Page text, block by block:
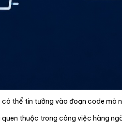
thể tin tưởng vào đoạn code mà
thuộc trong công việc hàng